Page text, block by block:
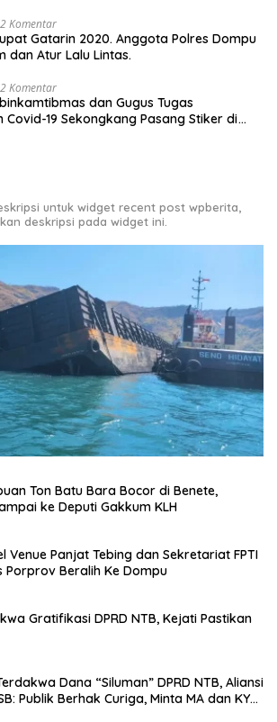
2 Komentar
Gatarin 2020. Anggota Polres Dompu
dan Atur Lalu Lintas.
2 Komentar
dan Gugus Tugas
Covid-19 Sekongkang Pasang Stiker di
untuk widget recent post wpberita,
deskripsi pada widget ini.
Ton Batu Bara Bocor di Benete,
ke Deputi Gakkum KLH
Venue Panjat Tebing dan Sekretariat FPTI
Porprov Beralih Ke Dompu
Gratifikasi DPRD NTB, Kejati Pastikan
Dana “Siluman” DPRD NTB, Aliansi
Publik Berhak Curiga, Minta MA dan KY